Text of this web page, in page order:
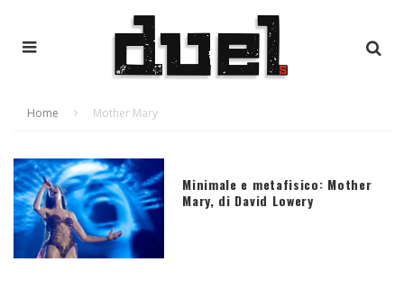
Home Mother Mary
Minimale e metafisico: Mother
Mary, di David Lowery